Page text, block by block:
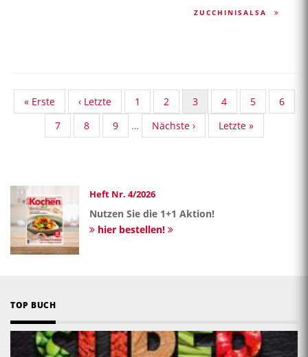
ZUCCHINISALSA
First
page
« Erste
Vorherige
Seite
‹ Letzte
Standard
Taxonomy
Seite
1
Standard
Taxonomy
Seite
2
Aktuelle
Seite
3
Standard
Taxonomy
Seite
4
Standard
Taxonomy
Seite
5
6
Standard
Taxonomy
7
Standard
Taxonomy
8
Standard
Taxonomy
9 …
Nächste
Seite
Nächste ›
Last
page
Letzte »
Heft Nr. 4/2026
Nutzen Sie die 1+1 Aktion!
hier bestellen!
TOP BUCH